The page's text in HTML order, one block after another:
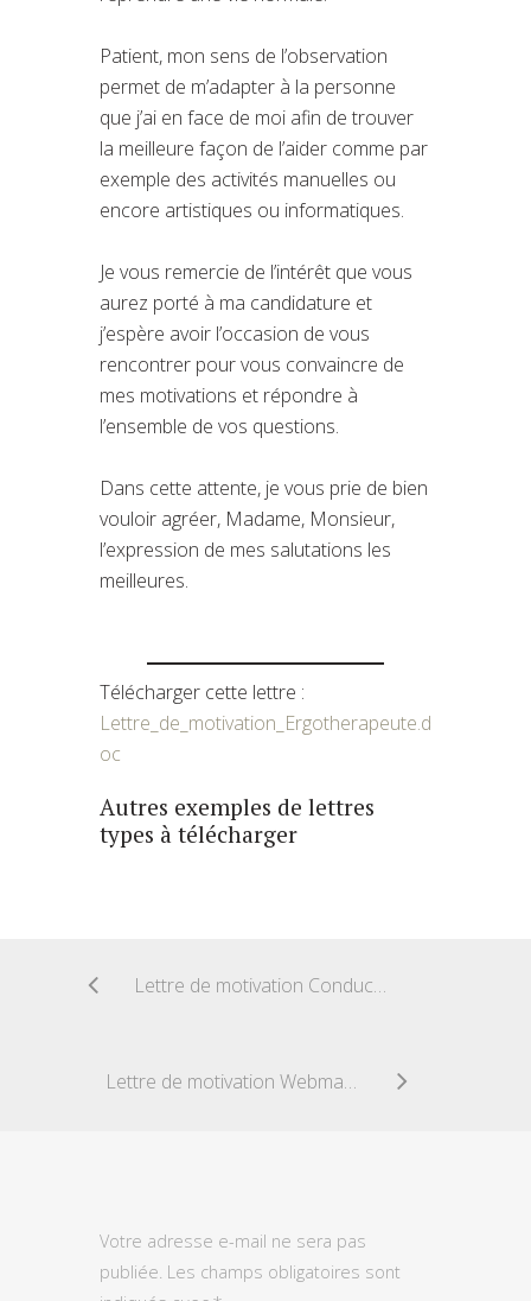
Patient, mon sens de l’observation
permet de m’adapter à la personne
que j’ai en face de moi afin de trouver
la meilleure façon de l’aider comme par
exemple des activités manuelles ou
encore artistiques ou informatiques.
Je vous remercie de l’intérêt que vous
aurez porté à ma candidature et
j’espère avoir l’occasion de vous
rencontrer pour vous convaincre de
mes motivations et répondre à
l’ensemble de vos questions.
Dans cette attente, je vous prie de bien
vouloir agréer, Madame, Monsieur,
l’expression de mes salutations les
meilleures.
Télécharger cette lettre :
Lettre_de_motivation_Ergotherapeute.d
oc
Autres exemples de lettres
types à télécharger
Lettre de motivation Conducteur de ligne
Lettre de motivation Webmaster
Votre adresse e-mail ne sera pas
publiée. Les champs obligatoires sont